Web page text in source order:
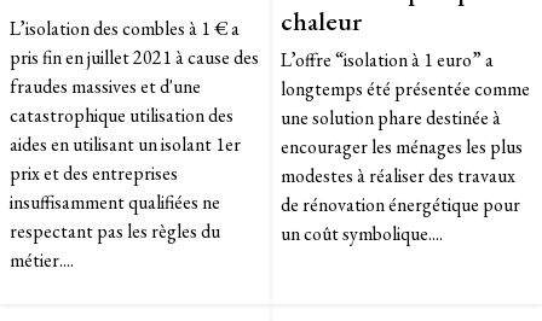
L’isolation des combles à 1 € a
pris fin en juillet 2021 à cause des
fraudes massives et d'une
catastrophique utilisation des
aides en utilisant un isolant 1er
prix et des entreprises
insuffisamment qualifiées ne
respectant pas les règles du
métier....
chaleur
L’offre “isolation à 1 euro” a
longtemps été présentée comme
une solution phare destinée à
encourager les ménages les plus
modestes à réaliser des travaux
de rénovation énergétique pour
un coût symbolique....